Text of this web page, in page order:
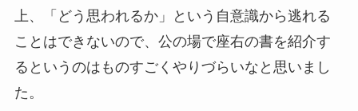
上、「どう思われるか」という自意識から逃れる
ことはできないので、公の場で座右の書を紹介す
るというのはものすごくやりづらいなと思いまし
た。